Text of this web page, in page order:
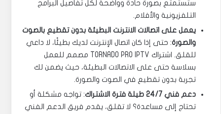
ستستمتع بصورة حادة وواضحة لكل تفاصيل البرامج
التلفزيونية والأفلام.
يعمل على اتصالات الانترنت البطيئة بدون تقطيع بالصوت
والصورة: حتى إذا كان اتصال الإنترنت لديك بطيئًا، لا داعي
للقلق. اشتراك TORNADO PRO IPTV مصمم للعمل
بسلاسة حتى على الاتصالات البطيئة، حيث يضمن لك
تجربة بدون تقطيع في الصوت والصورة.
دعم فني 24/7 طيلة فترة الاشتراك
: تواجه مشكلة أو
تحتاج إلى مساعدة؟ لا تقلق، يقدم فريق الدعم الفني